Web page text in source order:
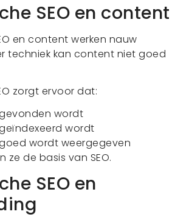
SEO en content
en content werken nauw
techniek kan content niet goed
zorgt ervoor dat:
wordt
wordt
wordt weergegeven
ze de basis van SEO.
SEO en